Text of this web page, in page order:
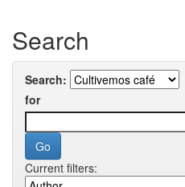
Search
Search:
for
Current filters: